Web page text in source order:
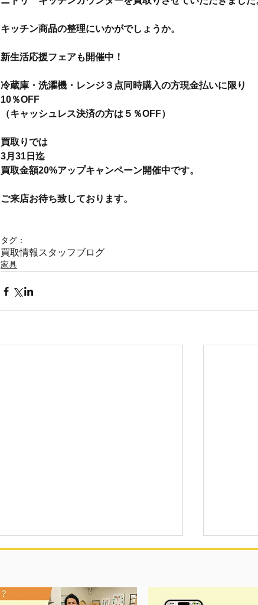
キッチン商品の整理にいかがでしょうか。
新生活応援フェアも開催中！
冷蔵庫・洗濯機・レンジ３点同時購入の方現金払いに限り
10％OFF
（キャッシュレス決済の方は５％OFF）
買取りでは
3月31日迄
買取金額20%アップキャンペーン開催中です。
ご来店お待ち致しております。
タグ：
買取情報 スタッフブログ
家具